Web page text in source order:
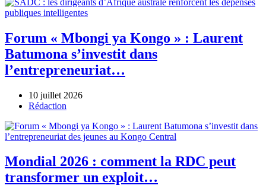
Forum « Mbongi ya Kongo » : Laurent
Batumona s’investit dans
l’entrepreneuriat…
10 juillet 2026
Author
Rédaction
Mondial 2026 : comment la RDC peut
transformer un exploit…